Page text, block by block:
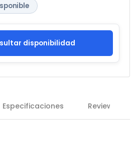
disponibilidad
Especificaciones Reviews